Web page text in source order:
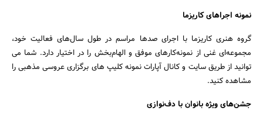
نمونه اجراهای کاریزما
گروه هنری کاریزما با اجرای صدها مراسم در طول سال‌های فعالیت خود،
مجموعه‌ای غنی از نمونه‌کارهای موفق و الهام‌بخش را در اختیار دارد. شما می
توانید از طریق سایت و کانال آپارات نمونه کلیپ های برگزاری عروسی مذهبی را
مشاهده کنید.
جشن‌های ویژه بانوان با دف‌نوازی